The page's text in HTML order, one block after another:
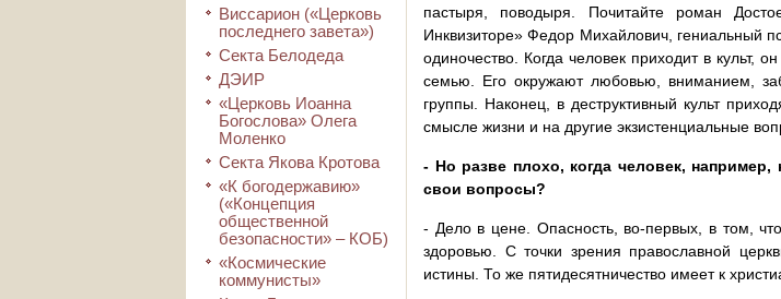
Виссарион («Церковь
последнего завета»)
Секта Белодеда
ДЭИР
«Церковь Иоанна
Богослова» Олега
Моленко
Секта Якова Кротова
«К богодержавию»
(«Концепция
общественной
безопасности» – КОБ)
«Космические
коммунисты»
пастыря, поводыря. Почитайте роман
Инквизиторе» Федор Михайлович, гениальный
одиночество. Когда человек приходит в культ,
семью. Его окружают любовью, вниманием,
группы. Наконец, в деструктивный культ
смысле жизни и на другие экзистенциальные
- Но разве плохо, когда человек,
свои вопросы?
- Дело в цене. Опасность, во-первых, в том, что
здоровью. С точки зрения православной
истины. То же пятидесятничество имеет к